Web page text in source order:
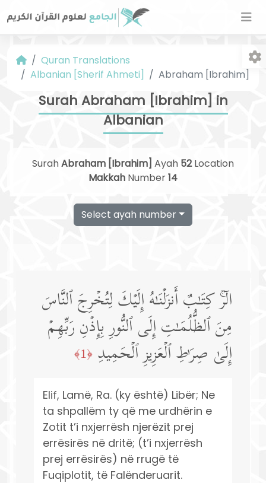
Quran Translations
Albanian [Sherif Ahmeti]
Abraham [Ibrahim]
Surah Abraham [Ibrahim] in
Albanian
SurahAbraham [Ibrahim] Ayah 52Location
Makkah Number14
Select ayah number
الۤرۚ كِتَـٰبٌ أَنزَلۡنَـٰهُ إِلَیۡكَ لِتُخۡرِجَ ٱلنَّاسَ
مِنَ ٱلظُّلُمَـٰتِ إِلَى ٱلنُّورِ بِإِذۡنِ رَبِّهِمۡ
إِلَىٰ صِرَ ٰ⁠طِ ٱلۡعَزِیزِ ٱلۡحَمِیدِ ﴿1﴾
Elif, Lamë, Ra. (ky është) Libër; Ne
ta shpallëm ty që me urdhërin e
Zotit t’i nxjerrësh njerëzit prej
errësirës në dritë; (t’i nxjerrësh
prej errësirës) në rrugë të
Fuqiplotit, të Falënderuarit.